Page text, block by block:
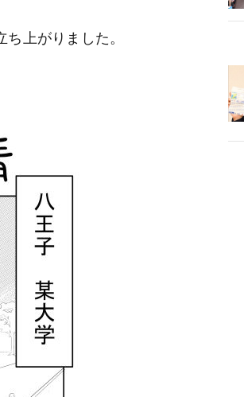
上がりました。